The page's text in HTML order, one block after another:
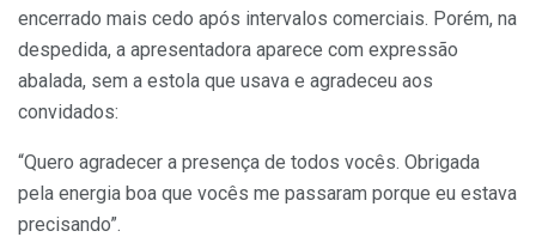
encerrado mais cedo após intervalos comerciais. Porém, na
despedida, a apresentadora aparece com expressão
abalada, sem a estola que usava e agradeceu aos
convidados:
“Quero agradecer a presença de todos vocês. Obrigada
pela energia boa que vocês me passaram porque eu estava
precisando”.